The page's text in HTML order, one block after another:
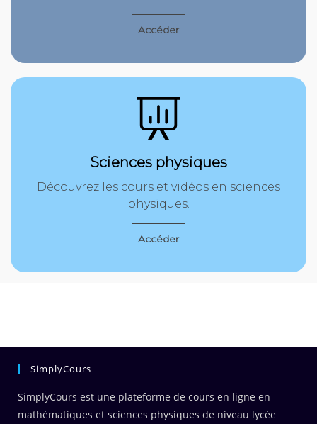
Accéder
Sciences physiques
Découvrez les cours et vidéos en sciences
physiques.
Accéder
SimplyCours
SimplyCours est une plateforme de cours en ligne en
mathématiques et sciences physiques de niveau lycée